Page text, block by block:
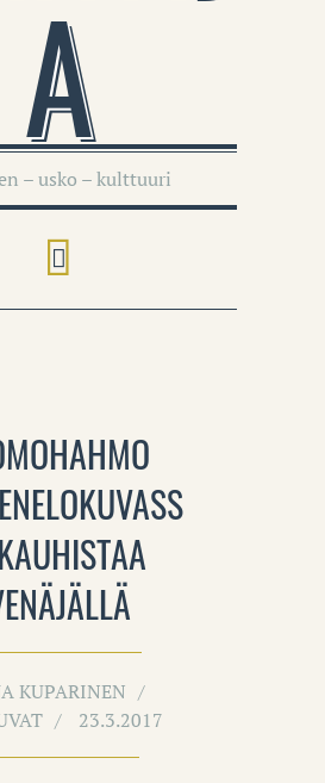
A
– usko – kulttuuri
KUPARINEN
23.3.2017